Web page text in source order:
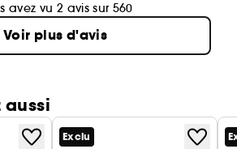
avez vu 2 avis sur 560
Voir plus d'avis
aussi
Exclu